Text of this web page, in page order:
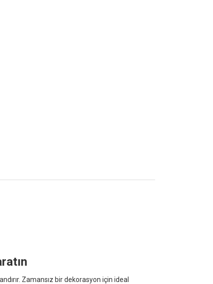
Zamansız bir dekorasyon için ideal